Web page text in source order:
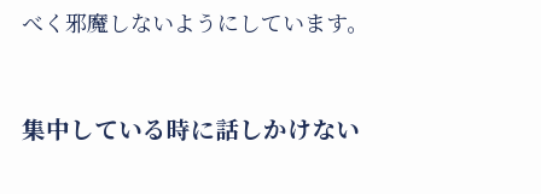
べく邪魔しないようにしています。
集中している時に話しかけない